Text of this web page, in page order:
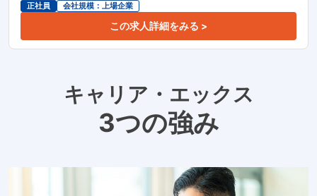
正社員 会社規模：上場企業
この求人詳細をみる >
キャリア・エックス
3つの強み